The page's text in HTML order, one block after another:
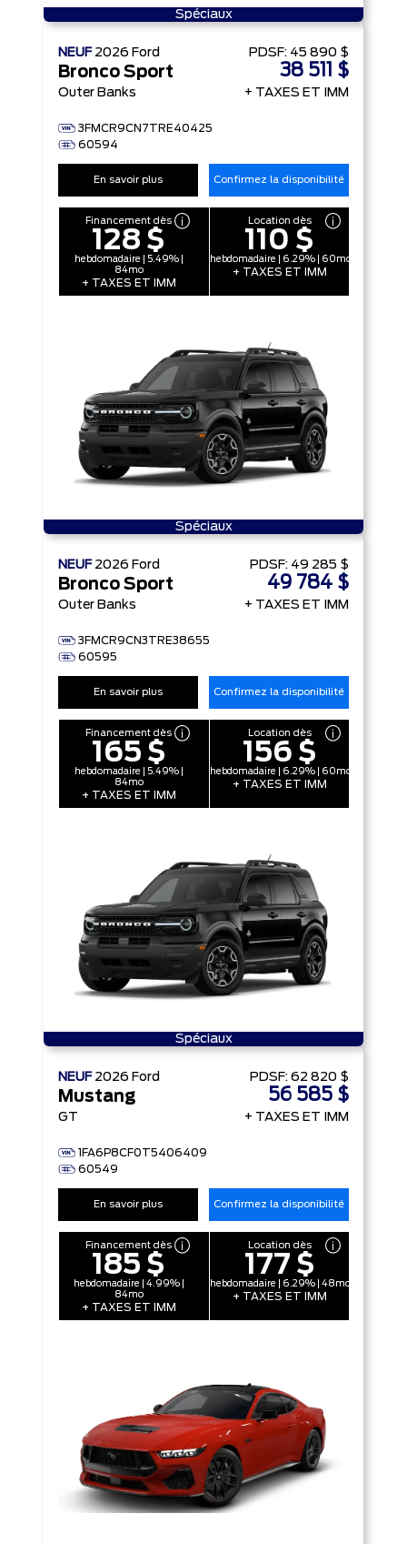
Spéciaux
NEUF 2026 Ford
Bronco Sport
Outer Banks
3FMCR9CN7TRE40425
60594
PDSF: 45 890 $
38 511 $
+ TAXES ET IMM
En savoir plus Confirmez la disponibilité
Financement dès
128 $
hebdomadaire | 5.49% |
84mo
+ TAXES ET IMM
Location dès
110 $
hebdomadaire | 6.29% | 60mo
+ TAXES ET IMM
Spéciaux
NEUF 2026 Ford
Bronco Sport
Outer Banks
3FMCR9CN3TRE38655
60595
PDSF: 49 285 $
49 784 $
+ TAXES ET IMM
En savoir plus Confirmez la disponibilité
Financement dès
165 $
hebdomadaire | 5.49% |
84mo
+ TAXES ET IMM
Location dès
156 $
hebdomadaire | 6.29% | 60mo
+ TAXES ET IMM
Spéciaux
NEUF 2026 Ford
Mustang
GT
1FA6P8CF0T5406409
60549
PDSF: 62 820 $
56 585 $
+ TAXES ET IMM
En savoir plus Confirmez la disponibilité
Financement dès
185 $
hebdomadaire | 4.99% |
84mo
+ TAXES ET IMM
Location dès
177 $
hebdomadaire | 6.29% | 48mo
+ TAXES ET IMM